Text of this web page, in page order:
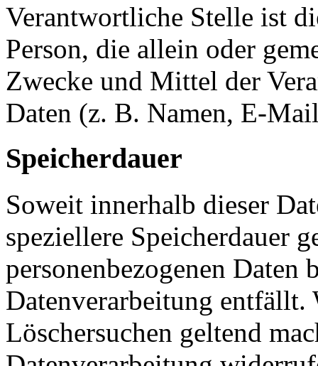
Verantwortliche Stelle ist
Person, die allein oder
Zwecke und Mittel der
Daten (z. B. Namen, E-
Speicherdauer
Soweit innerhalb dieser
speziellere Speicherdauer
personenbezogenen
Datenverarbeitung entfällt.
Löschersuchen geltend